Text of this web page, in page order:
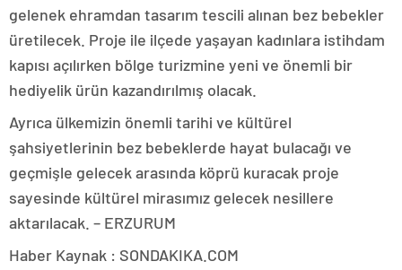
gelenek ehramdan tasarım tescili alınan bez bebekler
üretilecek. Proje ile ilçede yaşayan kadınlara istihdam
kapısı açılırken bölge turizmine yeni ve önemli bir
hediyelik ürün kazandırılmış olacak.
Ayrıca ülkemizin önemli tarihi ve kültürel
şahsiyetlerinin bez bebeklerde hayat bulacağı ve
geçmişle gelecek arasında köprü kuracak proje
sayesinde kültürel mirasımız gelecek nesillere
aktarılacak. – ERZURUM
Haber Kaynak : SONDAKIKA.COM